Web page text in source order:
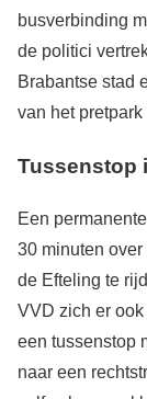
busverbinding
de politici
Brabantse stad
van het
Tussenstop
Een
30 minuten
de Efteling te
VVD zich er
een tussenstop
naar een